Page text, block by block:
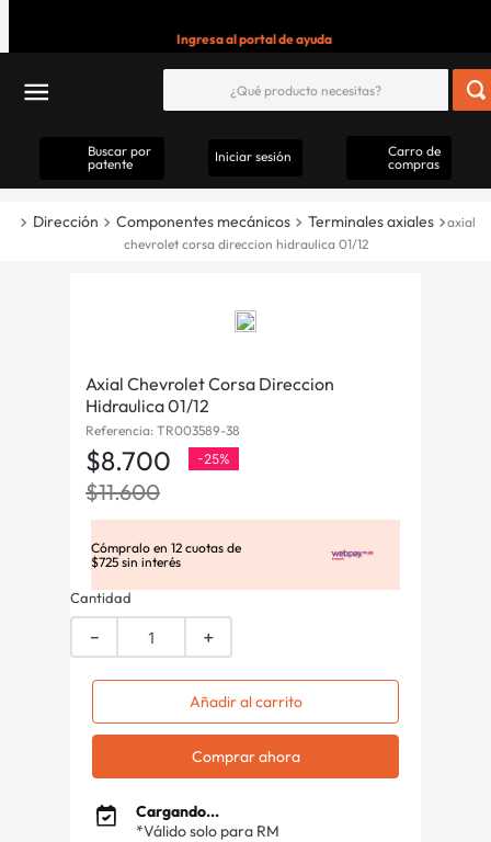
Ingresa al portal de ayuda
Buscar por
patente
Iniciar sesión
Carro de
compras
Dirección Componentes mecánicos Terminales axiales
axial
chevrolet corsa direccion hidraulica 01/12
Axial Chevrolet Corsa Direccion
Hidraulica 01/12
Referencia: TR003589-38
$8.700 -25%
$11.600
Cómpralo en 12 cuotas de
$725 sin interés
Cantidad
＋
－
Añadir al carrito
Comprar ahora
Cargando...
*Válido solo para RM